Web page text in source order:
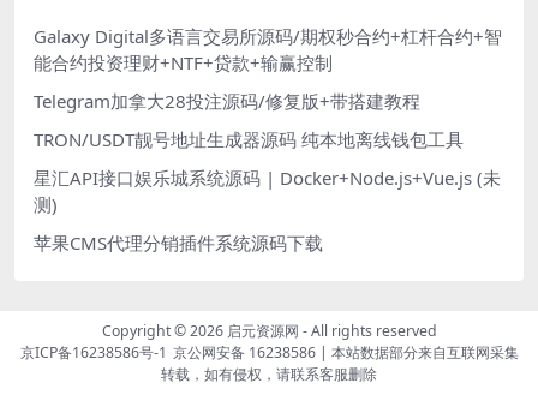
Galaxy Digital多语言交易所源码/期权秒合约+杠杆合约+智
能合约投资理财+NTF+贷款+输赢控制
Telegram加拿大28投注源码/修复版+带搭建教程
TRON/USDT靓号地址生成器源码 纯本地离线钱包工具
星汇API接口娱乐城系统源码 | Docker+Node.js+Vue.js (未
测)
苹果CMS代理分销插件系统源码下载
Copyright © 2026 启元资源网 - All rights reserved
京ICP备16238586号-1 京公网安备 16238586| 本站数据部分来自互联网采集
转载，如有侵权，请联系客服删除